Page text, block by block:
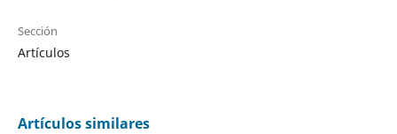
Sección
Artículos
Artículos similares